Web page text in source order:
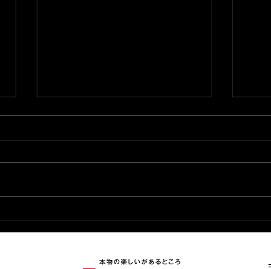
2026.8.6★出玉ランキング